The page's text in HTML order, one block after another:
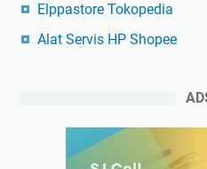
Elppastore Tokopedia
Alat Servis HP Shopee